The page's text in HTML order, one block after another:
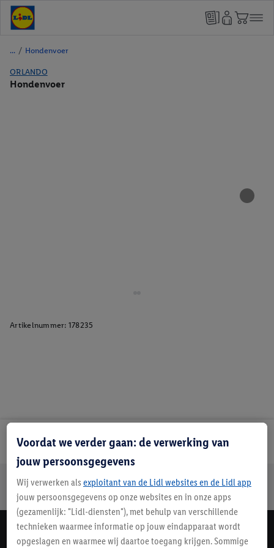
/ Hondenvoer
ORLANDO
Hondenvoer
Artikelnummer: 178235
Lidl Nieuwsbrief
Jouw voordelen bij ons als Lidl webshop klant
Gratis retourneren Veilig winkelen 30 dagen bedenktijd
Lidl Nieuwsbrief
Voordat we verder gaan: de verwerking van
jouw persoonsgegevens
Wij verwerken als exploitant van de Lidl websites en de Lidl app
jouw persoonsgegevens op onze websites en in onze apps
(gezamenlijk: "Lidl-diensten"), met behulp van verschillende
technieken waarmee informatie op jouw eindapparaat wordt
opgeslagen en waarmee wij daartoe toegang krijgen. Sommige